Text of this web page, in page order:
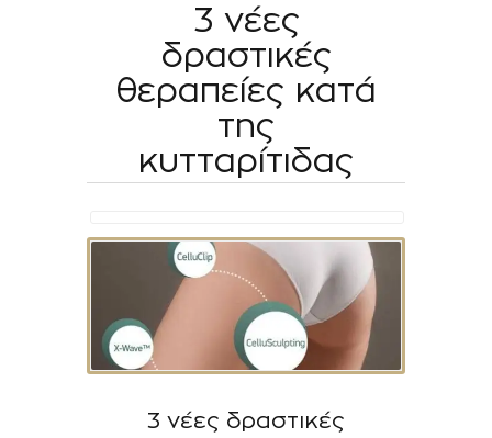
3 νέες
δραστικές
θεραπείες κατά
της
κυτταρίτιδας
3 νέες δραστικές